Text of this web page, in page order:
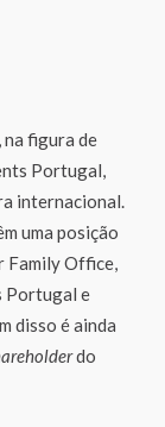
na figura de
Portugal,
internacional.
uma posição
Family Office,
Portugal e
disso é ainda
do